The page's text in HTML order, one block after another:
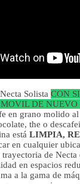
Solista CON
MOVIL DE
en grano molido al
the o
está LIMPIA,
en cualquier
de
en espacios
a la gama de